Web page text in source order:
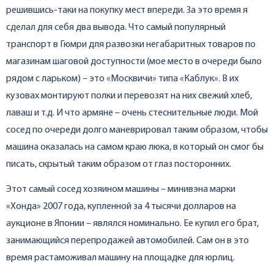
решившись-таки на покупку мест впереди. За это время я
сделал для себя два вывода. Что самый популярный
транспорт в Гюмри для развозки негабаритных товаров по
магазинам шаговой доступности (мое место в очереди было
рядом с ларьком) – это «Москвичи» типа «Каблук». В их
кузовах монтируют полки и перевозят на них свежий хлеб,
лаваш и т.д. И что армяне – очень стеснительные люди. Мой
сосед по очереди долго маневрировал таким образом, чтобы
машина оказалась на самом краю люка, в который он смог бы
писать, скрытый таким образом от глаз посторонних.
Этот самый сосед хозяином машины – минивэна марки
«Хонда» 2007 года, купленной за 4 тысячи долларов на
аукционе в Японии – являлся номинально. Ее купил его брат,
занимающийся перепродажей автомобилей. Сам он в это
время растаможивал машину на площадке для юрлиц.